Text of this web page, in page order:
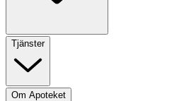
Tjänster
Om Apoteket